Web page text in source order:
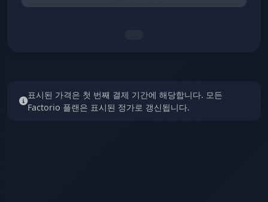
표시된 가격은 첫 번째 결제 기간에 해당합니다. 모든
Factorio 플랜은 표시된 정가로 갱신됩니다.